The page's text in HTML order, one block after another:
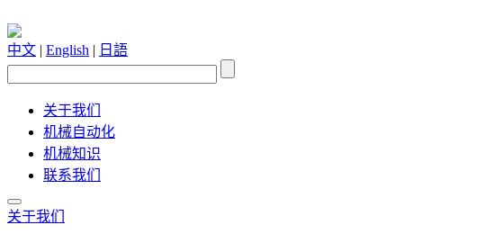
中文 | English | 日語
关于我们
机械自动化
机械知识
联系我们
关于我们